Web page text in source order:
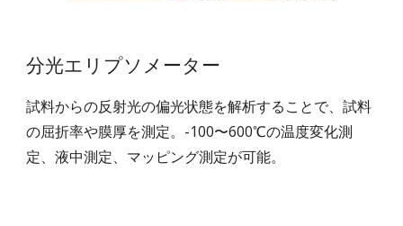
分光エリプソメーター
試料からの反射光の偏光状態を解析することで、試料
の屈折率や膜厚を測定。-100〜600℃の温度変化測
定、液中測定、マッピング測定が可能。